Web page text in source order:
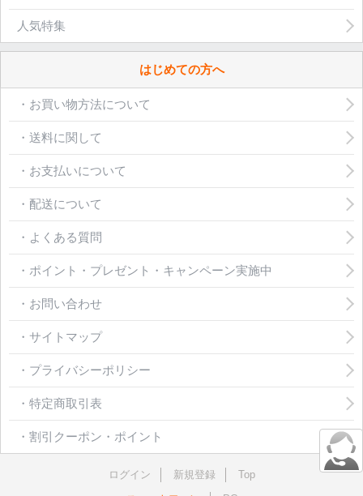
人気特集
はじめての方へ
・お買い物方法について
・送料に関して
・お支払いについて
・配送について
・よくある質問
・ポイント・プレゼント・キャンペーン実施中
・お問い合わせ
・サイトマップ
・プライバシーポリシー
・特定商取引表
・割引クーポン・ポイント
ログイン 新規登録
Top